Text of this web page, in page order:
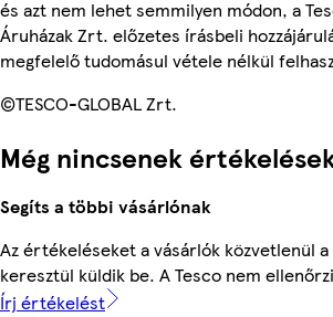
és azt nem lehet semmilyen módon, a
Áruházak Zrt. előzetes írásbeli
megfelelő tudomásul vétele nélkül
©TESCO-GLOBAL Zrt.
Még nincsenek
Segíts a többi vásárlónak
Az értékeléseket a vásárlók közvetlenül
keresztül küldik be. A Tesco nem
Írj értékelést